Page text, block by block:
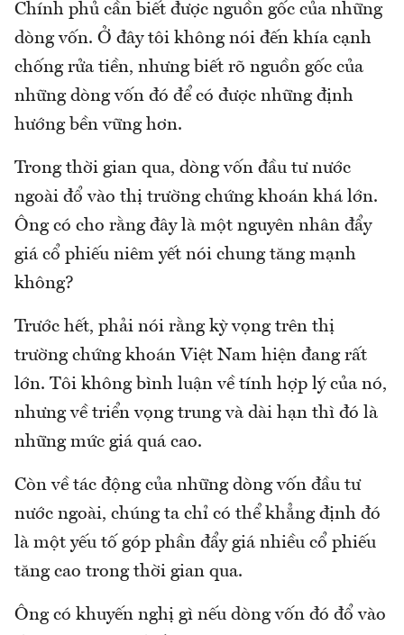
Chính phủ cần biết được nguồn gốc của những
dòng vốn. Ở đây tôi không nói đến khía cạnh
chống rửa tiền, nhưng biết rõ nguồn gốc của
những dòng vốn đó để có được những định
hướng bền vững hơn.
Trong thời gian qua, dòng vốn đầu tư nước
ngoài đổ vào thị trường chứng khoán khá lớn.
Ông có cho rằng đây là một nguyên nhân đẩy
giá cổ phiếu niêm yết nói chung tăng mạnh
không?
Trước hết, phải nói rằng kỳ vọng trên thị
trường chứng khoán Việt Nam hiện đang rất
lớn. Tôi không bình luận về tính hợp lý của nó,
nhưng về triển vọng trung và dài hạn thì đó là
những mức giá quá cao.
Còn về tác động của những dòng vốn đầu tư
nước ngoài, chúng ta chỉ có thể khẳng định đó
là một yếu tố góp phần đẩy giá nhiều cổ phiếu
tăng cao trong thời gian qua.
Ông có khuyến nghị gì nếu dòng vốn đó đổ vào